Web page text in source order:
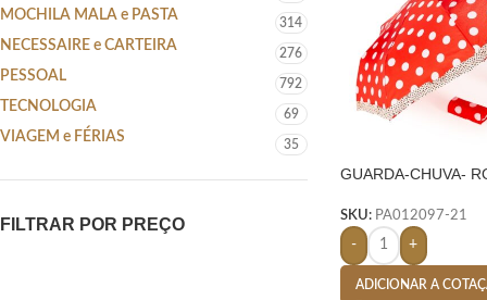
MOCHILA MALA e PASTA 314
NECESSAIRE e CARTEIRA 276
PESSOAL 792
TECNOLOGIA 69
VIAGEM e FÉRIAS 35
FILTRAR POR PREÇO
GUARDA-CHUVA-
SKU: PA012097-21
- +
ADICIONAR A